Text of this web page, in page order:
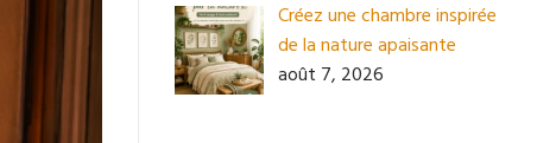
Créez une chambre inspirée
de la nature apaisante
août 7, 2026